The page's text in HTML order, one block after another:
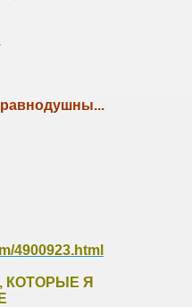
4900923.html
КОТОРЫЕ Я